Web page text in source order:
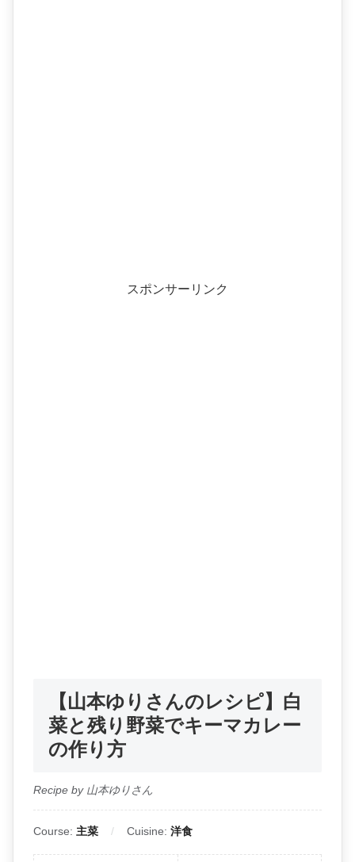
スポンサーリンク
【山本ゆりさんのレシピ】白
菜と残り野菜でキーマカレー
の作り方
Recipe by 山本ゆりさん
Course: 主菜 Cuisine: 洋食